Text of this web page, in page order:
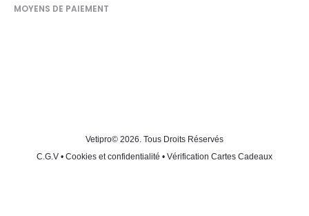
MOYENS DE PAIEMENT
Vetipro© 2026. Tous Droits Réservés
C.G.V • Cookies et confidentialité • Vérification Cartes Cadeaux